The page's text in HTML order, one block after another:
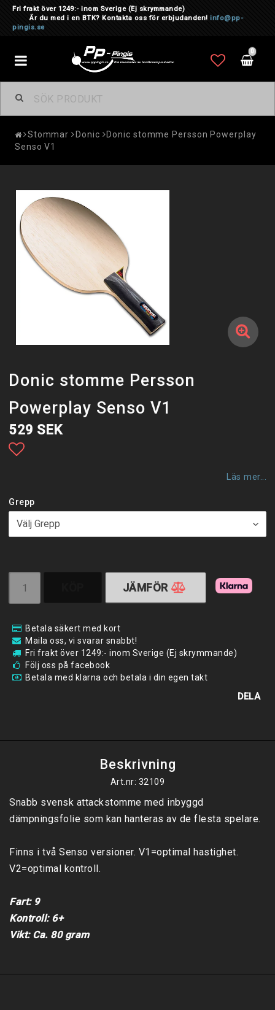
Fri frakt över 1249:- inom Sverige (Ej skrymmande)
Är du med i en BTK? Kontakta oss för erbjudanden! info@pp-
pingis.se
0
Toggle
navigation
Stommar Donic
Donic stomme Persson Powerplay
Senso V1
Donic stomme Persson
Powerplay Senso V1
529 SEK
Läs mer...
Grepp
JÄMFÖR
Betala säkert med kort
Maila oss, vi svarar snabbt!
Fri frakt över 1249:- inom Sverige (Ej skrymmande)
Följ oss på facebook
Betala med klarna och betala i din egen takt
DELA
Beskrivning
Art.nr: 32109
Snabb svensk attackstomme med inbyggd
dämpningsfolie som kan hanteras av de flesta spelare.
Finns i två Senso versioner. V1=optimal hastighet.
V2=optimal kontroll.
Fart: 9
Kontroll: 6+
Vikt: Ca. 80 gram